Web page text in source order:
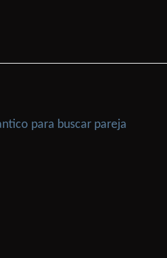
para buscar pareja